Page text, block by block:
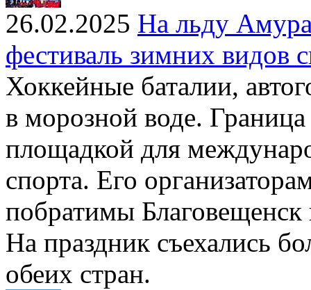
26.02.2025 На льду
фестиваль зимних видов
Хоккейные баталии,
в морозной воде.
площадкой для
спорта. Его
побратимы
На праздник съехались
обеих стран.